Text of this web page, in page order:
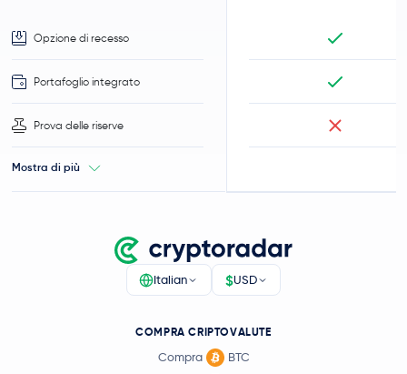
Opzione di recesso
Portafoglio integrato
Prova delle riserve
Mostra di più
Italian $USD
COMPRA CRIPTOVALUTE
Compra
BTC